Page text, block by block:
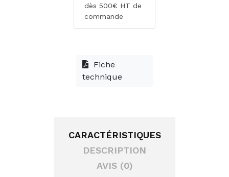
dès 500€ HT de
commande
Fiche
technique
CARACTÉRISTIQUES
DESCRIPTION
AVIS (0)